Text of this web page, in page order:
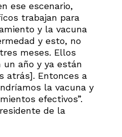
ese escenario,
trabajan para
y la vacuna
y esto, no
meses. Ellos
un año y ya están
atrás]. Entonces a
la vacuna y
efectivos”.
de la